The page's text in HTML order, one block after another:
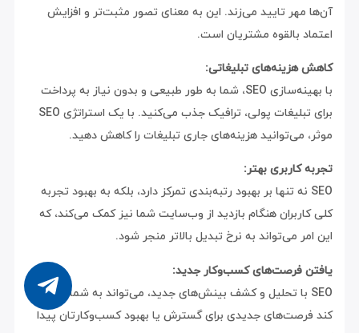
آن‌ها مهر تایید می‌زند. این به معنای تصور مثبت‌تر و افزایش
اعتماد بالقوه مشتریان است.
کاهش هزینه‌های تبلیغاتی:
با بهینه‌سازی SEO، شما به طور طبیعی و بدون نیاز به پرداخت
برای تبلیغات پولی، ترافیک جذب می‌کنید. با یک استراتژی SEO
موثر، می‌توانید هزینه‌های جاری تبلیغات را کاهش دهید.
تجربه کاربری بهتر:
SEO نه تنها بر بهبود رتبه‌بندی تمرکز دارد، بلکه به بهبود تجربه
کلی کاربران هنگام بازدید از وب‌سایت شما نیز کمک می‌کند، که
این امر می‌تواند به نرخ تبدیل بالاتر منجر شود.
یافتن فرصت‌های کسب‌وکار جدید:
SEO با تحلیل و کشف بینش‌های جدید، می‌تواند به شما کمک
کند فرصت‌های جدیدی برای گسترش یا بهبود کسب‌وکارتان پیدا